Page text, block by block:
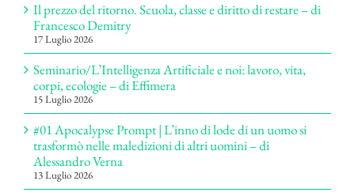
Il prezzo del ritorno. Scuola, classe e diritto di restare – di
Francesco Demitry
17 Luglio 2026
Seminario/L’Intelligenza Artificiale e noi: lavoro, vita,
corpi, ecologie – di Effimera
15 Luglio 2026
#01 Apocalypse Prompt | L’inno di lode di un uomo si
trasformò nelle maledizioni di altri uomini – di
Alessandro Verna
13 Luglio 2026